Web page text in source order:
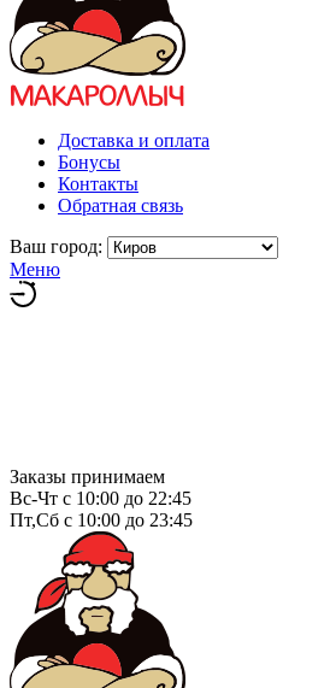
Доставка и оплата
Бонусы
Контакты
Обратная связь
Ваш город:
Меню
Заказы принимаем
Вс-Чт с 10:00 до 22:45
Пт,Сб с 10:00 до 23:45